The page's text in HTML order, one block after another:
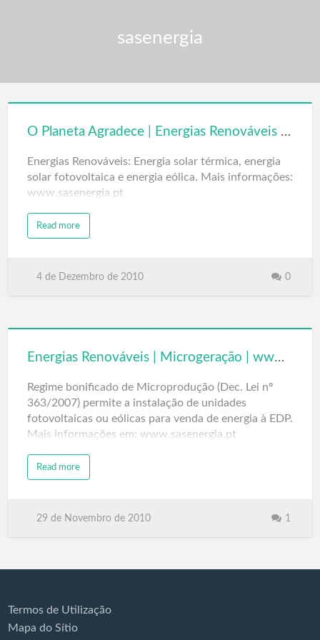
sasenergia
O Planeta Agradece | Energias Renováveis | www.sasenergia.pt
Energias Renováveis: Energia solar térmica, energia
solar fotovoltaica e energia eólica. Mais informações:
www.sasenergia.pt
Read more
4 de Dezembro de 2010 0
Energias Renováveis | Microgeração | www.sasenergia.pt
Regime bonificado de Microprodução (Dec. Lei nº
363/2007) permite a instalação de unidades
fotovoltaicas ou eólicas para venda de energia à EDP.
Mais informações em: www.sasenergia.pt
Read more
29 de Novembro de 2010 1
Termos de Utilização
Mapa do Sítio